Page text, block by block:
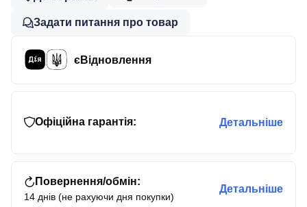
Задати питання про товар
єВідновлення
Офіційна гарантія: Детальніше
Повернення/обмін:
14 днів (не рахуючи дня покупки)
Детальніше